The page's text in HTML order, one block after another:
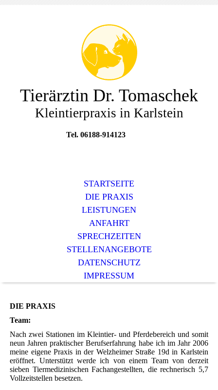
Tierärztin Dr. Tomaschek
Kleintierpraxis in Karlstein
Tel. 06188-914123
STARTSEITE
DIE PRAXIS
LEISTUNGEN
ANFAHRT
SPRECHZEITEN
STELLENANGEBOTE
DATENSCHUTZ
IMPRESSUM
DIE PRAXIS
Team:
Nach zwei Stationen im Kleintier- und Pferdebereich und somit
neun Jahren praktischer Berufserfahrung habe ich im Jahr 2006
meine eigene Praxis in der Welzheimer Straße 19d in Karlstein
eröffnet. Unterstützt werde ich von einem Team von derzeit
sieben Tiermedizinischen Fachangestellten, die rechnerisch 5,7
Vollzeitstellen besetzen.